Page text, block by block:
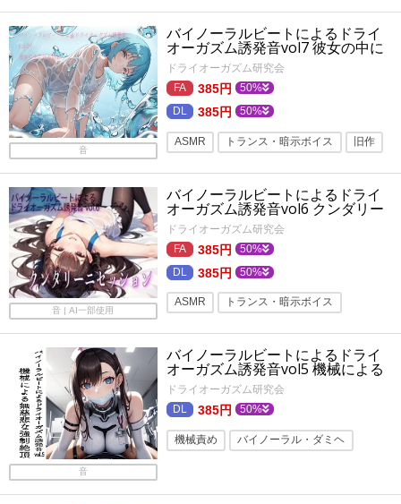
男の潮吹き トランス・暗示ボイス
フォーリーサウンド
メス男子 連続絶頂
密着
音
バイノーラルビートによるドライ
オーガズム誘発音vol7 彼女の中に
沈み込む
ドライオーガズム研究会
385円 50%
385円 50%
ASMR トランス・暗示ボイス 旧作
男性受け オナサポ 射精管理
連続絶頂 添い寝
バイノーラル キス
密着 フォーリーサウンド
男の潮吹き
音 | AI一部使用
バイノーラルビートによるドライ
オーガズム誘発音vol6 クンダリー
ニセッション
ドライオーガズム研究会
385円 50%
385円 50%
ASMR トランス・暗示ボイス
フォーリーサウンド バイノーラル
メスイキ オナサポ
音
バイノーラルビートによるドライ
オーガズム誘発音vol5 機械による
無慈悲な強〇絶頂
ドライオーガズム研究会
385円 50%
機械責め バイノーラル・ダミヘ